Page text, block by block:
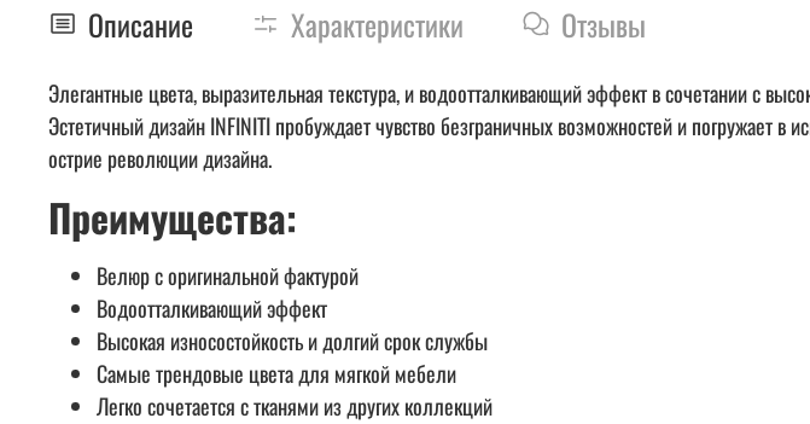
Описание Характеристики Отзывы
Элегантные цвета, выразительная текстура, и водоотталкивающий эффект в сочетании с
Эстетичный дизайн INFINITI пробуждает чувство безграничных возможностей и погружает в
острие революции дизайна.
Преимущества:
Велюр с оригинальной фактурой
Водоотталкивающий эффект
Высокая износостойкость и долгий срок службы
Самые трендовые цвета для мягкой мебели
Легко сочетается с тканями из других коллекций